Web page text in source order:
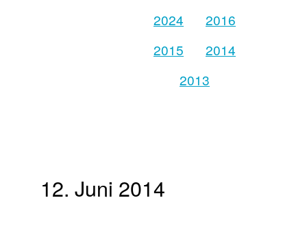
2024
2016
2015
2014
2013
12. Juni 2014